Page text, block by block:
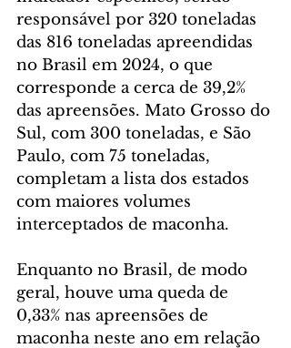
responsável por 320 toneladas
das 816 toneladas apreendidas
no Brasil em 2024, o que
corresponde a cerca de 39,2%
das apreensões. Mato Grosso do
Sul, com 300 toneladas, e São
Paulo, com 75 toneladas,
completam a lista dos estados
com maiores volumes
interceptados de maconha.
Enquanto no Brasil, de modo
geral, houve uma queda de
0,33% nas apreensões de
maconha neste ano em relação